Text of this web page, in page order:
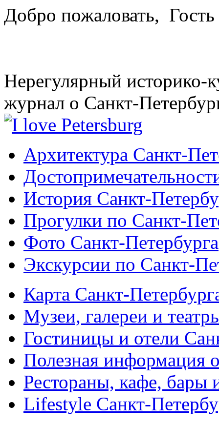
Добро пожаловать, Гость
Нерегулярный историко-
журнал о Санкт-
Архитектура Санкт-
История Санкт-
Прогулки по Санкт-
Фото Санкт-Петербурга
Экскурсии по Санкт-
Карта Санкт-
Музеи, галереи и
Гостиницы и отели
Полезная информация
Рестораны, кафе, бары
Lifestyle Санкт-